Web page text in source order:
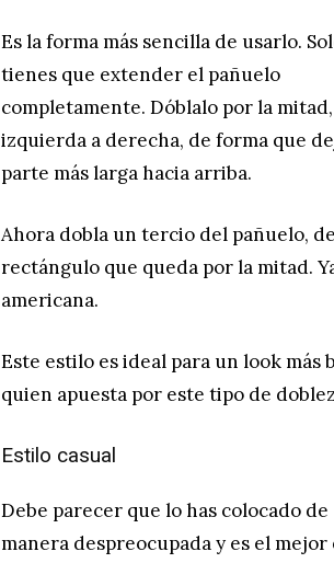
Es la forma más sencilla de usarlo.
tienes que extender el pañuelo
completamente. Dóblalo por la
izquierda a derecha, de forma que
parte más larga hacia arriba.
Ahora dobla un tercio del pañuelo,
rectángulo que queda por la mitad.
americana.
Este estilo es ideal para un look
quien apuesta por este tipo de
Estilo casual
Debe parecer que lo has colocado de
manera despreocupada y es el